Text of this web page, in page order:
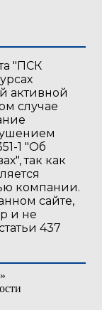
"ПСК
активной
случае
1 "Об
так как
компании.
сайте,
и не
437